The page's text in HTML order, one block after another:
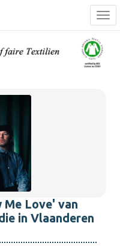
Me Love' van
in Vlaanderen